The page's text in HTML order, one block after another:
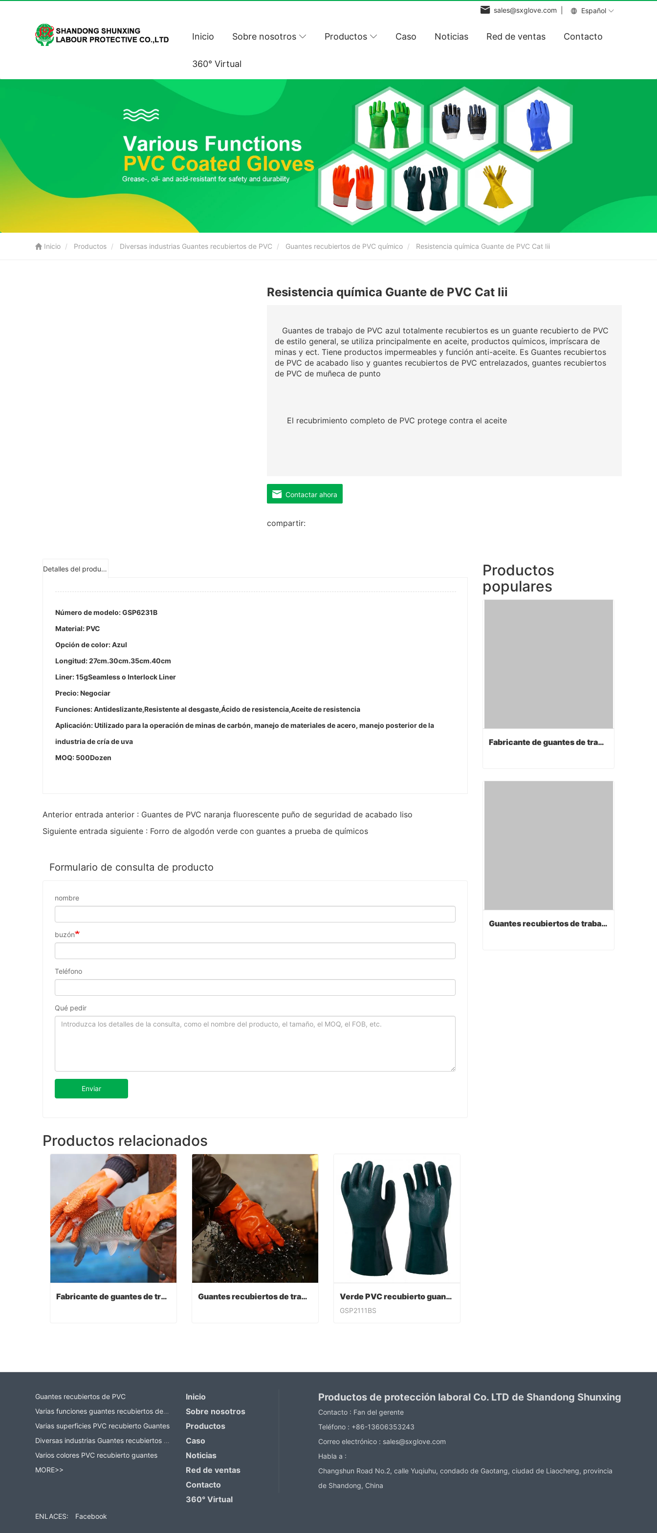
Español
sales@sxglove.com |
Inicio Sobre nosotros Productos Caso Noticias Red de ventas Contacto
360° Virtual
Inicio Productos Diversas industrias Guantes recubiertos de PVC Guantes recubiertos de PVC químico Resistencia química Guante de PVC Cat Iii
Resistencia química Guante de PVC Cat Iii
Guantes de trabajo de PVC azul totalmente recubiertos es un guante recubierto de PVC
de estilo general, se utiliza principalmente en aceite, productos químicos, impríscara de
minas y ect. Tiene productos impermeables y función anti-aceite. Es Guantes recubiertos
de PVC de acabado liso y guantes recubiertos de PVC entrelazados, guantes recubiertos
de PVC de muñeca de punto
El recubrimiento completo de PVC protege contra el aceite
Contactar ahora
compartir:
Detalles del producto
Número de modelo: GSP6231B
Material: PVC
Opción de color: Azul
Longitud: 27cm.30cm.35cm.40cm
Liner: 15gSeamless o Interlock Liner
Precio: Negociar
Funciones: Antideslizante,Resistente al desgaste,Ácido de resistencia,Aceite de resistencia
Aplicación: Utilizado para la operación de minas de carbón, manejo de materiales de acero, manejo posterior de la
industria de cría de uva
MOQ: 500Dozen
Anterior entrada anterior : Guantes de PVC naranja fluorescente puño de seguridad de acabado liso
Siguiente entrada siguiente : Forro de algodón verde con guantes a prueba de químicos
Formulario de consulta de producto
nombre
buzón
Teléfono
Qué pedir
Enviar
Productos relacionados
Fabricante de guantes de trabajo Guantes recubiertos de trabajo de PVC Verde PVC recubierto guantes acabado sandy
GSP2111BS
Productos
populares
Fabricante de guantes de trabajo
Fabricante de guantes de trabajo
Guantes recubiertos de trabajo de PVC
Guantes recubiertos de PVC
Varias funciones guantes recubiertos de PVC
Varias superficies PVC recubierto Guantes
Diversas industrias Guantes recubiertos de PVC
Varios colores PVC recubierto guantes
MORE>>
Inicio
Sobre nosotros
Productos
Caso
Noticias
Red de ventas
Contacto
360° Virtual
Productos de protección laboral Co. LTD de Shandong Shunxing
Contacto : Fan del gerente
Teléfono : +86-13606353243
Correo electrónico : sales@sxglove.com
Habla a :
Changshun Road No.2, calle Yuqiuhu, condado de Gaotang, ciudad de Liaocheng, provincia
de Shandong, China
ENLACES: Facebook